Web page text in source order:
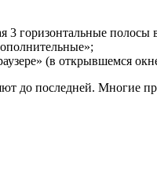
3 горизонтальные полосы
(в открывшемся
до последней. Многие